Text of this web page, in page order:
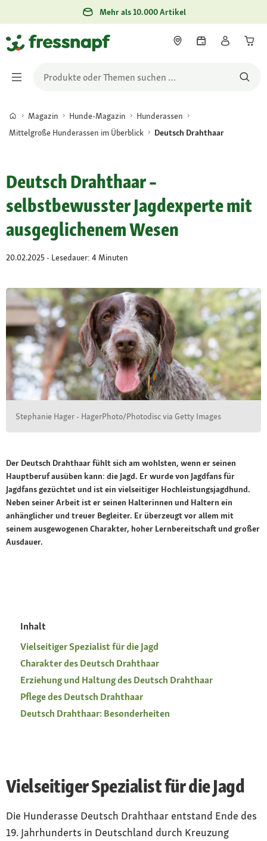
Mehr als 10.000 Artikel
Magazin Hunde-Magazin
Hunderassen
Mittelgroße Hunderassen im Überblick
Deutsch Drahthaar
Deutsch Drahthaar –
selbstbewusster Jagdexperte mit
ausgeglichenem Wesen
20.02.2025 - Lesedauer: 4 Minuten
Stephanie Hager - HagerPhoto/Photodisc via Getty Images
Der Deutsch Drahthaar fühlt sich am wohlsten, wenn er seinen
Hauptberuf ausüben kann: die Jagd. Er wurde von Jagdfans für
Jagdfans gezüchtet und ist ein vielseitiger Hochleistungsjagdhund.
Neben seiner Arbeit ist er seinen Halterinnen und Haltern ein
anhänglicher und treuer Begleiter. Er überzeugt vor allem mit
seinem ausgewogenen Charakter, hoher Lernbereitschaft und großer
Ausdauer.
Inhalt
Vielseitiger Spezialist für die Jagd
Charakter des Deutsch Drahthaar
Erziehung und Haltung des Deutsch Drahthaar
Pflege des Deutsch Drahthaar
Deutsch Drahthaar: Besonderheiten
Vielseitiger Spezialist für die Jagd
Die Hunderasse Deutsch Drahthaar entstand Ende des
19. Jahrhunderts in Deutschland durch Kreuzung